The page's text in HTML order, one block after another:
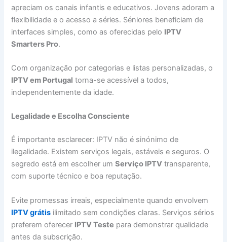
apreciam os canais infantis e educativos. Jovens adoram a
flexibilidade e o acesso a séries. Séniores beneficiam de
interfaces simples, como as oferecidas pelo IPTV
Smarters Pro.
Com organização por categorias e listas personalizadas, o
IPTV em Portugal torna-se acessível a todos,
independentemente da idade.
Legalidade e Escolha Consciente
É importante esclarecer: IPTV não é sinónimo de
ilegalidade. Existem serviços legais, estáveis e seguros. O
segredo está em escolher umServiço IPTV transparente,
com suporte técnico e boa reputação.
Evite promessas irreais, especialmente quando envolvem
IPTV grátis ilimitado sem condições claras. Serviços sérios
preferem oferecer IPTV Teste para demonstrar qualidade
antes da subscrição.